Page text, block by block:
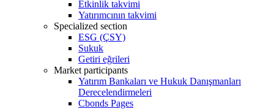
Etkinlik takvimi
Yatırımcının takvimi
Specialized section
ESG (ÇSY)
Sukuk
Getiri eğrileri
Market participants
Yatırım Bankaları ve Hukuk Danışmanları
Derecelendirmeleri
Cbonds Pages